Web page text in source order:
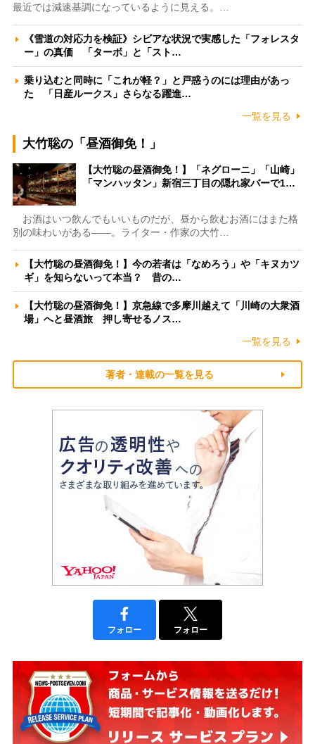
最近では減速基調になっているように見える。…
《雪道の対応力を検証》シビアな状況で実感した「フォレスタ
ー」の真価 「ターボ」と「スト…
乗り込むと同時に「これが軽？」と戸惑うのには理由があっ
た 「日産ルークス」さらなる躍進…
一覧を見る
大竹聡の「昼酒御免！」
【大竹聡の昼酒御免！】「ネグローニ」「山崎」
「マンハッタン」新宿三丁目の隠れ家バーで1…
お酒はいつ飲んでもいいものだが、昼から飲むお酒にはまた格
別の味わいがある――。ライター・作家の大竹…
【大竹聡の昼酒御免！】今の若者は「なめろう」や「キヌカツ
ギ」を知らないって本当？ 昔の…
【大竹聡の昼酒御免！】京急線で多摩川越えて「川崎の大衆酒
場」へと昼酒旅 押し寄せるノス…
一覧を見る
著者・連載の一覧を見る
フォロー フォロー